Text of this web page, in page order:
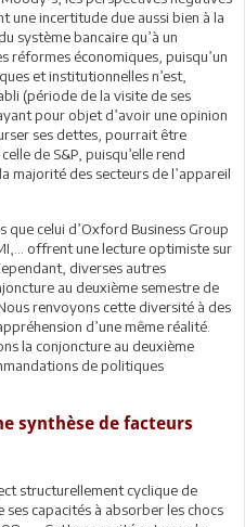
une incertitude due aussi bien à la
système bancaire qu’à un
réformes économiques, puisqu’un
et institutionnelles n’est,
(période de la visite de ses
pour objet d’avoir une opinion
ses dettes, pourrait être
de S&P, puisqu’elle rend
majorité des secteurs de l’appareil
celui d’Oxford Business Group
offrent une lecture optimiste sur
diverses autres
au deuxième semestre de
renvoyons cette diversité à des
d’une même réalité.
la conjoncture au deuxième
de politiques
synthèse de facteurs
structurellement cyclique de
capacités à absorber les chocs